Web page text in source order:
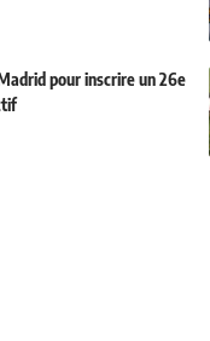
pour inscrire un 26e